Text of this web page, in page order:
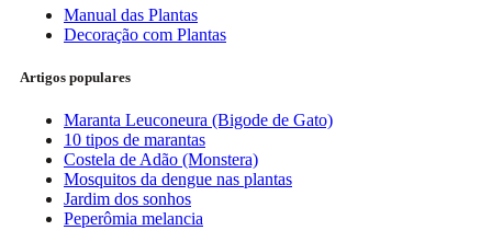
Manual das Plantas
Decoração com Plantas
Artigos populares
Maranta Leuconeura (Bigode de Gato)
10 tipos de marantas
Costela de Adão (Monstera)
Mosquitos da dengue nas plantas
Jardim dos sonhos
Peperômia melancia